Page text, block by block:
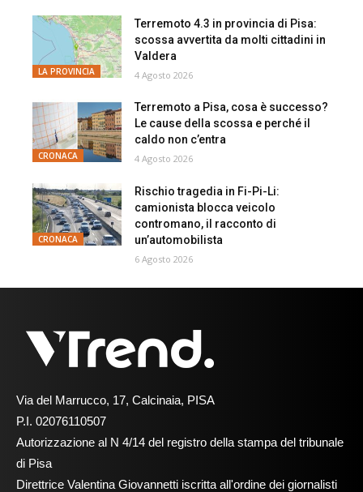
LA PROVINCIA
Terremoto 4.3 in provincia di Pisa:
scossa avvertita da molti cittadini in
Valdera
4 Agosto 2026
CRONACA
Terremoto a Pisa, cosa è successo?
Le cause della scossa e perché il
caldo non c’entra
4 Agosto 2026
CRONACA
Rischio tragedia in Fi-Pi-Li:
camionista blocca veicolo
contromano, il racconto di
un’automobilista
6 Agosto 2026
Via del Marrucco, 17, Calcinaia, PISA
P.I. 02076110507
Autorizzazione al N 4/14 del registro della stampa del tribunale
di Pisa
Direttrice Valentina Giovannetti iscritta all'ordine dei giornalisti